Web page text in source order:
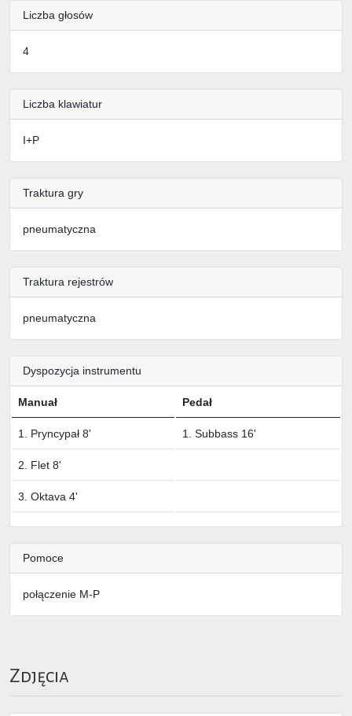
Liczba głosów
4
Liczba klawiatur
I+P
Traktura gry
pneumatyczna
Traktura rejestrów
pneumatyczna
Dyspozycja instrumentu
Manuał Pedał
1. Pryncypał 8' 1. Subbass 16'
2. Flet 8'
3. Oktava 4'
Pomoce
połączenie M-P
Zdjęcia